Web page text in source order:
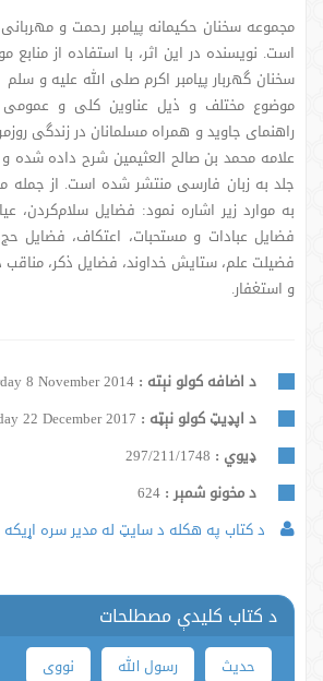
مجموعه سخنان حکیمانه پیامبر رحمت و
است. نویسنده در این اثر، با استفاده از منابع
موضوع مختلف و ذیل عناوین کلی و عمومی
راهنمای جاوید و همراه مسلمانان در زندگی
علامه محمد بن صالح العثیمین شرح داده شده
جلد به زبان فارسی منتشر شده است. از جمله
به موارد زیر اشاره نمود: فضایل سلام‌کردن،
فضایل عبادات و مستحبات، اعتکاف، فضایل
فضیلت علم، ستایش خداوند، فضایل ذکر،
و استغفار.
د اضافه کولو نېته : 8 November 2014
د اپډیټ کولو نېټه :
ډيوي : 297/211/1748
د مخونو شمېر :
د کتاب په هکله د سایټ له مدیر سره اړیکه
د کتاب کلیدې مصطلحات
حدیث رسول الله نووی